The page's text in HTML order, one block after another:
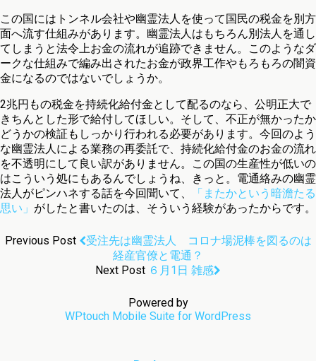
この国にはトンネル会社や幽霊法人を使って国民の税金を別方
面へ流す仕組みがあります。幽霊法人はもちろん別法人を通し
てしまうと法令上お金の流れが追跡できません。このようなダ
ークな仕組みで編み出されたお金が政界工作やもろもろの闇資
金になるのではないでしょうか。
2兆円もの税金を持続化給付金として配るのなら、公明正大で
きちんとした形で給付してほしい。そして、不正が無かったか
どうかの検証もしっかり行われる必要があります。今回のよう
な幽霊法人による業務の再委託で、持続化給付金のお金の流れ
を不透明にして良い訳がありません。この国の生産性が低いの
はこういう処にもあるんでしょうね、きっと。電通絡みの幽霊
法人がピンハネする話を今回聞いて、
「またかという暗澹たる
思い」 がしたと書いたのは、そういう経験があったからです。
Previous Post
受注先は幽霊法人 コロナ場泥棒を図るのは
経産官僚と電通？
Next Post ６月1日 雑感
Powered by
WPtouch Mobile Suite for WordPress